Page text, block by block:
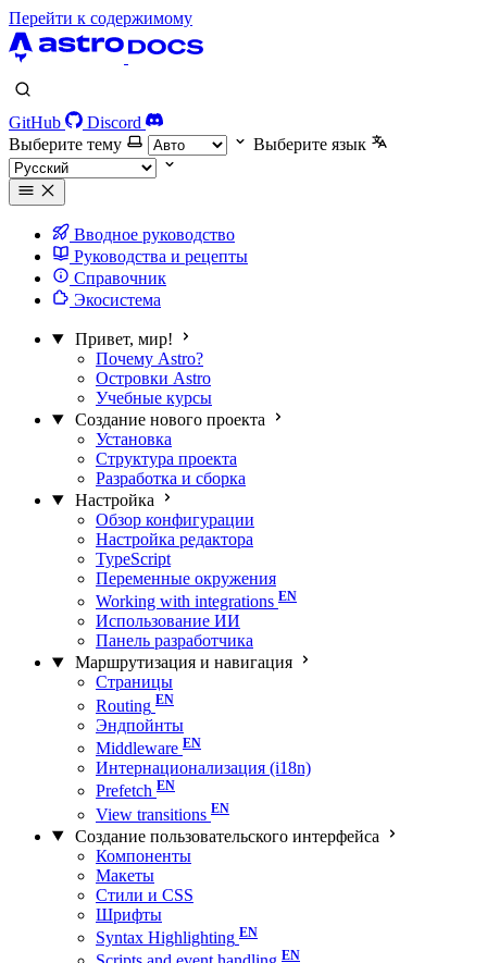
Перейти к содержимому
GitHub
Discord
Выберите тему
Выберите язык
Вводное руководство
Руководства и рецепты
Справочник
Экосистема
Привет, мир!
Почему Astro?
Островки Astro
Учебные курсы
Создание нового проекта
Установка
Структура проекта
Разработка и сборка
Настройка
Обзор конфигурации
Настройка редактора
TypeScript
Переменные окружения
Working with integrations
Использование ИИ
Панель разработчика
Маршрутизация и навигация
Страницы
Routing
Эндпойнты
Middleware
Интернационализация (i18n)
Prefetch
View transitions
Создание пользовательского интерфейса
Компоненты
Макеты
Стили и CSS
Шрифты
Syntax Highlighting